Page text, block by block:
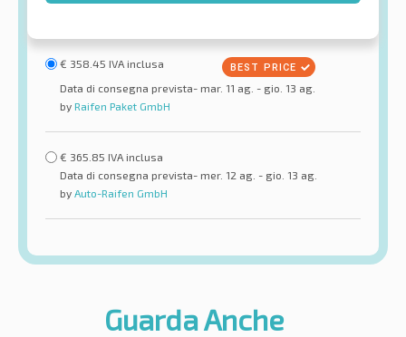
€ 358.45 IVA inclusa
Data di consegna prevista- mar. 11 ag. - gio. 13 ag.
by Raifen Paket GmbH
€ 365.85 IVA inclusa
Data di consegna prevista- mer. 12 ag. - gio. 13 ag.
by Auto-Raifen GmbH
Guarda Anche